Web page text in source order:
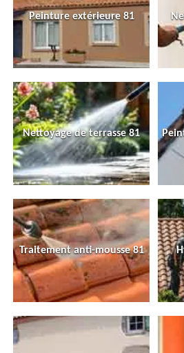
Peinture extérieure 81
Nettoyage de terrasse 81
Traitement anti-mousse 81